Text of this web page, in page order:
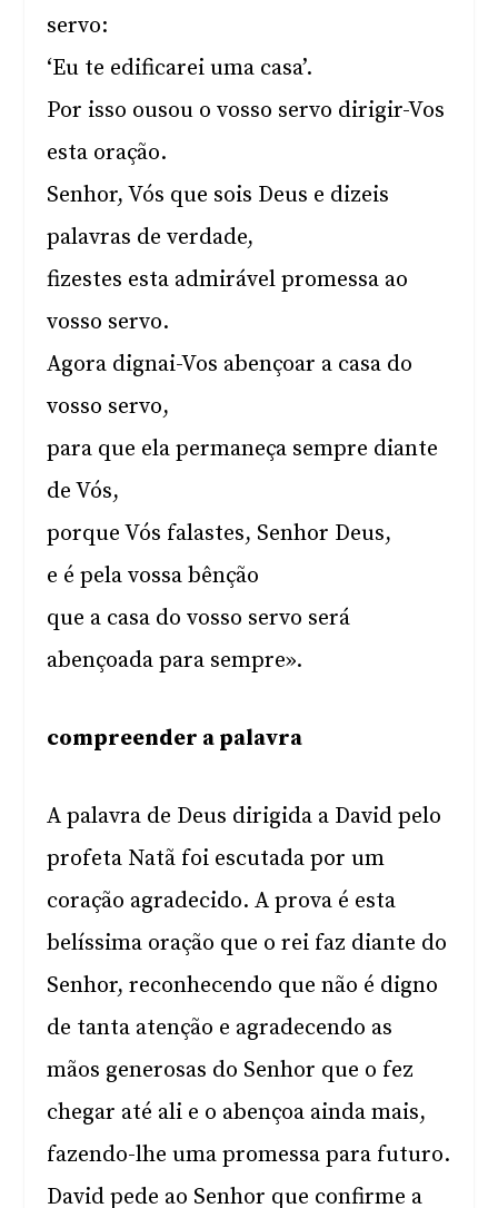
servo:
‘Eu te edificarei uma casa’.
Por isso ousou o vosso servo dirigir-Vos
esta oração.
Senhor, Vós que sois Deus e dizeis
palavras de verdade,
fizestes esta admirável promessa ao
vosso servo.
Agora dignai-Vos abençoar a casa do
vosso servo,
para que ela permaneça sempre diante
de Vós,
porque Vós falastes, Senhor Deus,
e é pela vossa bênção
que a casa do vosso servo será
abençoada para sempre».
compreender a palavra
A palavra de Deus dirigida a David pelo
profeta Natã foi escutada por um
coração agradecido. A prova é esta
belíssima oração que o rei faz diante do
Senhor, reconhecendo que não é digno
de tanta atenção e agradecendo as
mãos generosas do Senhor que o fez
chegar até ali e o abençoa ainda mais,
fazendo-lhe uma promessa para futuro.
David pede ao Senhor que confirme a